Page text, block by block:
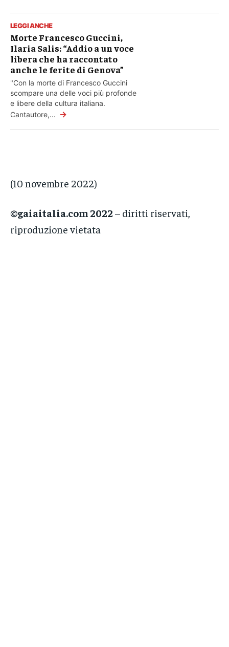
LEGGI ANCHE
Morte Francesco Guccini,
Ilaria Salis: “Addio a un voce
libera che ha raccontato
anche le ferite di Genova”
"Con la morte di Francesco Guccini
scompare una delle voci più profonde
e libere della cultura italiana.
Cantautore,... →
(10 novembre 2022)
©gaiaitalia.com 2022 – diritti riservati,
riproduzione vietata